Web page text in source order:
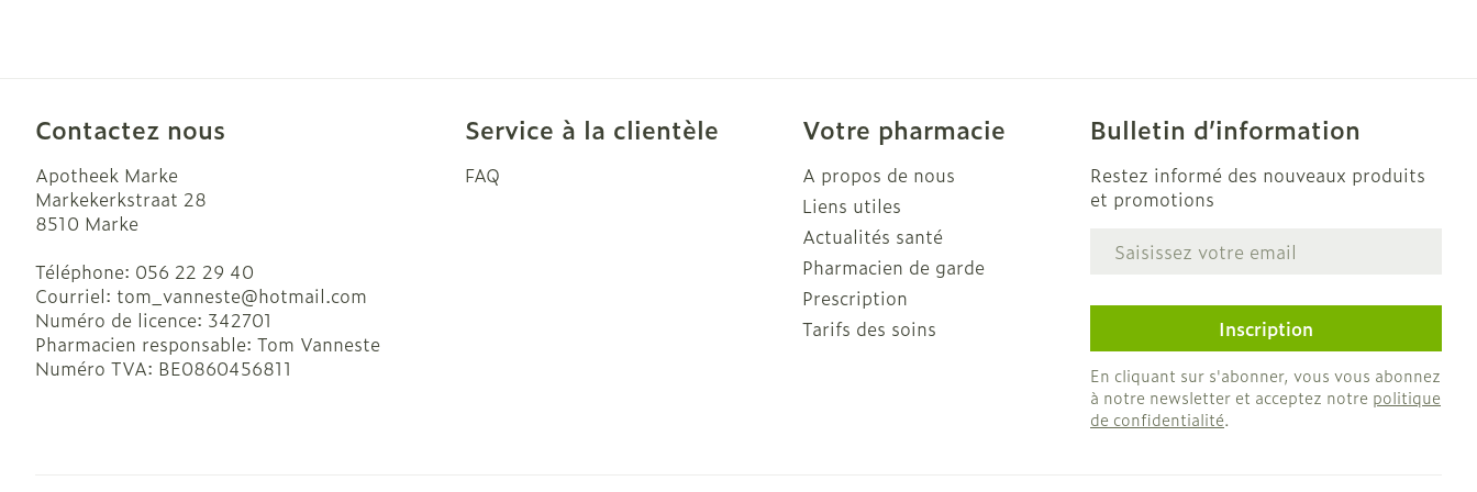
Contactez nous
Apotheek Marke
Markekerkstraat 28
8510 Marke
Téléphone: 056 22 29 40
Courriel: tom_vanneste@hotmail.com
Numéro de licence: 342701
Pharmacien responsable: Tom Vanneste
Numéro TVA: BE0860456811
Service à la clientèle
FAQ
Votre pharmacie
A propos de nous
Liens utiles
Actualités santé
Pharmacien de garde
Prescription
Tarifs des soins
Bulletin d’information
Restez informé des nouveaux produits
et promotions
Adresse mail
Inscription
En cliquant sur s'abonner, vous vous abonnez
à notre newsletter et acceptez notre politique
de confidentialité.